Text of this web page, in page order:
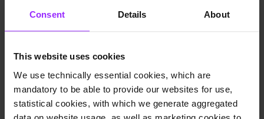
Consent Details About
This website uses cookies
We use technically essential cookies, which are
mandatory to be able to provide our websites for use,
statistical cookies, with which we generate aggregated
Webinar on-demand |